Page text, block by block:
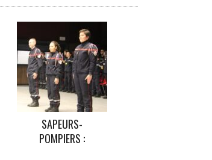
SAPEURS-
POMPIERS :